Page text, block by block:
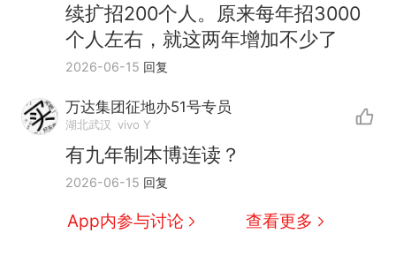
续扩招200个人。原来每年招3000
个人左右，就这两年增加不少了
2026-06-15 回复
万达集团征地办51号专员
湖北武汉 vivo Y
有九年制本博连读？
2026-06-15 回复
App内参与讨论 查看更多
热
十多万人报名的考试，成绩
全部作废，公平么？
新 全球唯一没有法定首都的国